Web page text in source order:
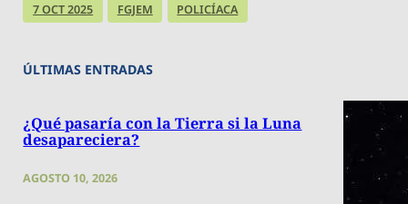
7 OCT 2025 FGJEM POLICÍACA
ÚLTIMAS ENTRADAS
¿Qué pasaría con la Tierra si la Luna
desapareciera?
AGOSTO 10, 2026